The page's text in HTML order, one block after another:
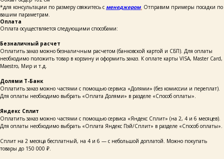
*для консультации по размеру свяжитесь с менеджером. Отправим примеры посадки по
вашим параметрам.
Оплата
Оплата осуществляется следующими способами:
Безналичный расчет
Оплатить заказ можно безналичным расчетом (банковской картой и СБП). Для оплаты
необходимо положить товар в корзину и оформить заказ. К оплате карты VISA, Master Card,
Maestro, Мир и т.д.
Долями Т-Банк
Оплатить заказ можно частями с помощью сервиса «Долями» (без комиссии и переплат).
Для оплаты необходимо выбрать «Оплата Долями» в разделе «Способ оплаты».
Яндекс Сплит
Оплатить заказ можно частями с помощью сервиса «Яндекс Сплит» (на 2, 4 и 6 месяцев).
Для оплаты необходимо выбрать «Оплата Яндекс Пэй/Сплит» в разделе «Способ оплаты».
Сплит на 2 месяца бесплатный, на 4 и 6 — с небольшой доплатой. Можно покупать
товары до 150 000 ₽.